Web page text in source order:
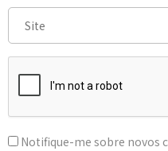
Notifique-me sobre novos